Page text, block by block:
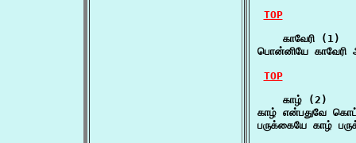
TOP
    காவேரி (1)
பொன்னியே
TOP
    காழ் (2)
காழ் என்பதுவே
பருக்கையே காழ்